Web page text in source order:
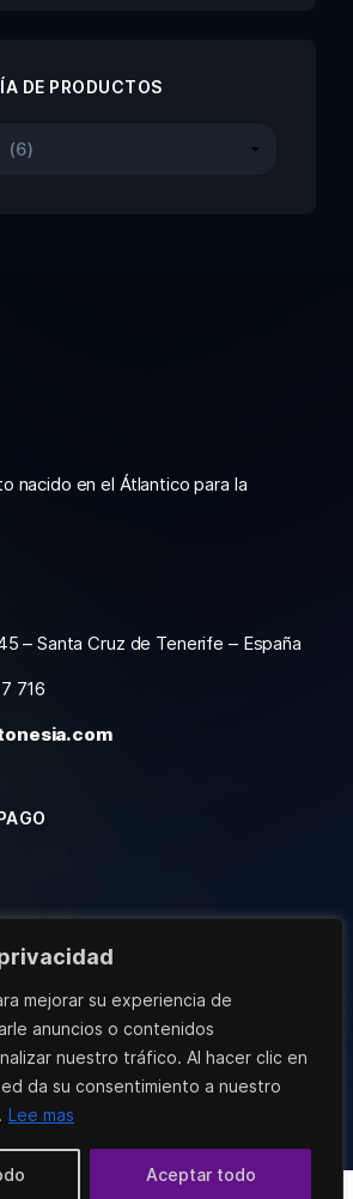
mejorar su experiencia de
anuncios o contenidos
nuestro tráfico. Al hacer clic en
da su consentimiento a nuestro
Lee mas
Aceptar todo
DE PRODUCTOS
nacido en el Átlantico para la
– Santa Cruz de Tenerife – España
716
Criptonesia Todos los derechos
reservados.
Condiciones de Venta
de Privacidad